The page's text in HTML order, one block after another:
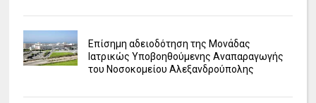
Επίσημη αδειοδότηση της Μονάδας
Ιατρικώς Υποβοηθούμενης Αναπαραγωγής
του Νοσοκομείου Αλεξανδρούπολης